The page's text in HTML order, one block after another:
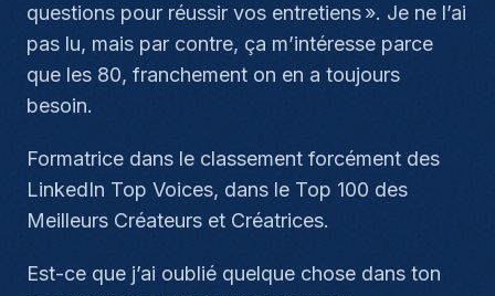
questions pour réussir vos entretiens ». Je ne l’ai
pas lu, mais par contre, ça m’intéresse parce
que les 80, franchement on en a toujours
besoin.
Formatrice dans le classement forcément des
LinkedIn Top Voices, dans le Top 100 des
Meilleurs Créateurs et Créatrices.
Est-ce que j’ai oublié quelque chose dans ton